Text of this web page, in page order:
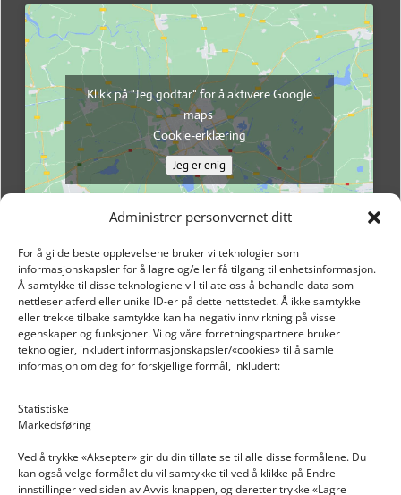
Administrer personvernet ditt
For å gi de beste opplevelsene bruker vi teknologier som
informasjonskapsler for å lagre og/eller få tilgang til enhetsinformasjon.
Å samtykke til disse teknologiene vil tillate oss å behandle data som
nettleser atferd eller unike ID-er på dette nettstedet. Å ikke samtykke
eller trekke tilbake samtykke kan ha negativ innvirkning på visse
egenskaper og funksjoner. Vi og våre forretningspartnere bruker
teknologier, inkludert informasjonskapsler/«cookies» til å samle
informasjon om deg for forskjellige formål, inkludert:
Statistiske
Markedsføring
Ved å trykke «Aksepter» gir du din tillatelse til alle disse formålene. Du
kan også velge formålet du vil samtykke til ved å klikke på Endre
innstillinger ved siden av Avvis knappen, og deretter trykke «Lagre
Klikk på "Jeg godtar" for å aktivere Google
maps
Cookie-erklæring
Jeg er enig